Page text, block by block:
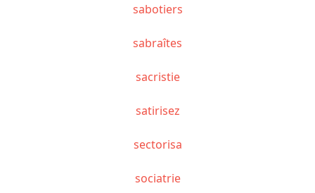
sabotiers
sabraîtes
sacristie
satirisez
sectorisa
sociatrie